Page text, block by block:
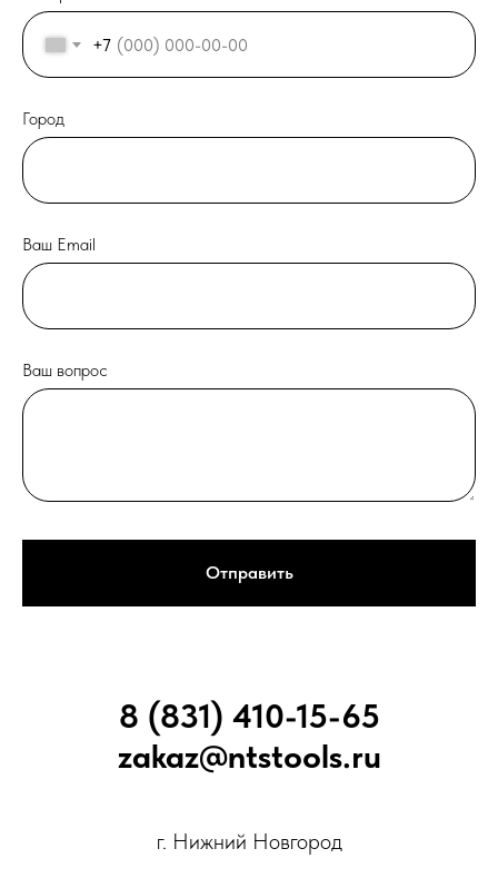
+7
Город
Ваш Email
Ваш вопрос
Отправить
8 (831) 410-15-65
zakaz@ntstools.ru
г. Нижний Новгород